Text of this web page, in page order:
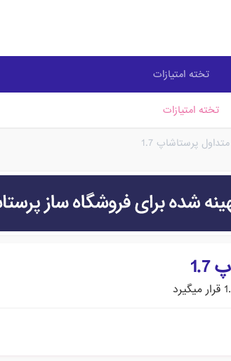
تخته امتیازات
تخته امتیازات
پرستاشاپ 1.7